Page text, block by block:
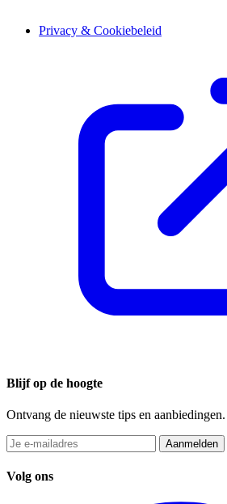
Privacy & Cookiebeleid
Blijf op de hoogte
Ontvang de nieuwste tips en
Aanmelden
Volg ons